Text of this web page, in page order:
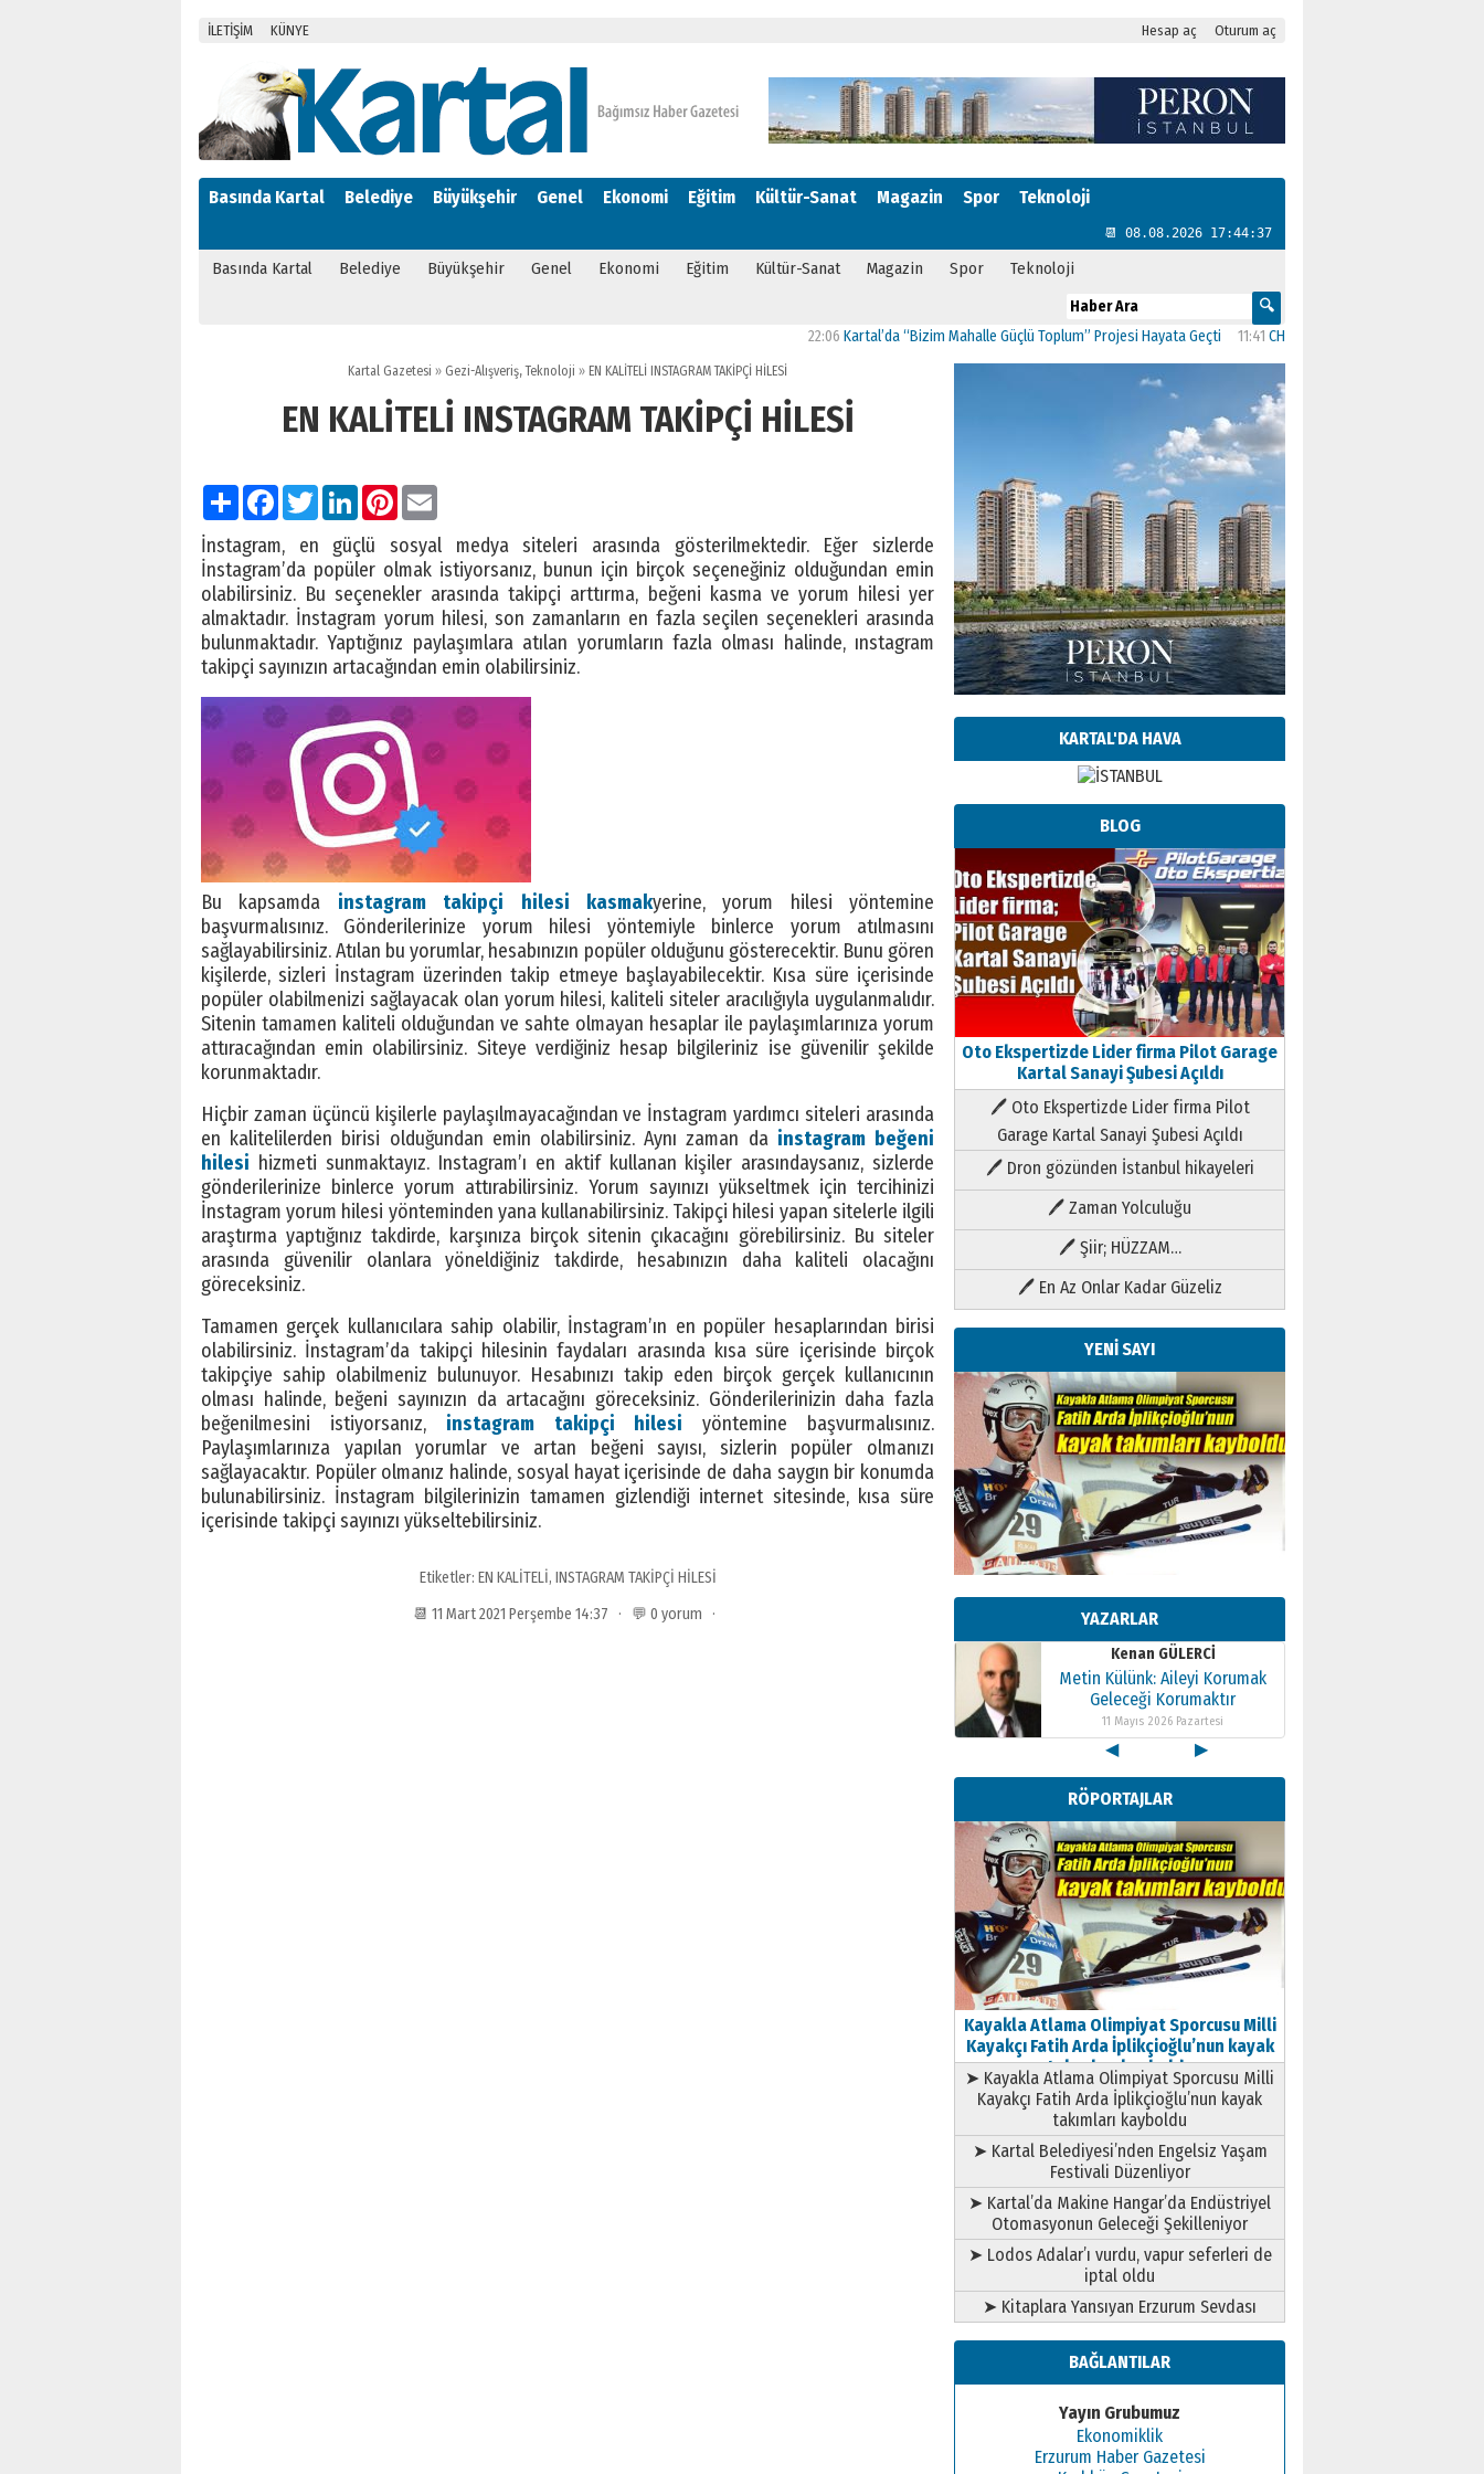
İLETİŞİM KÜNYE Hesap aç Oturum aç
Basında Kartal Belediye Büyükşehir Genel Ekonomi Eğitim Kültür-Sanat Magazin Spor Teknoloji
📆 08.08.2026 17:44:37
Basında Kartal Belediye Büyükşehir Genel Ekonomi Eğitim Kültür-Sanat Magazin Spor Teknoloji
Kartal’da “Bizim Mahalle Güçlü Toplum” Projesi Hayata Geçti 11:41 CHP Kartal’da Gülşen Neşe Büklü dönemi
Kartal Gazetesi » Gezi-Alışveriş,Teknoloji » EN KALİTELİ INSTAGRAM TAKİPÇİ HİLESİ
EN KALİTELİ INSTAGRAM TAKİPÇİ HİLESİ
PaylaşFacebook
TwitterLinkedInPinterest
İnstagram, en güçlü sosyal medya siteleri arasında gösterilmektedir. Eğer sizlerde
İnstagram’da popüler olmak istiyorsanız, bunun için birçok seçeneğiniz olduğundan emin
olabilirsiniz. Bu seçenekler arasında takipçi arttırma, beğeni kasma ve yorum hilesi yer
almaktadır. İnstagram yorum hilesi, son zamanların en fazla seçilen seçenekleri arasında
bulunmaktadır. Yaptığınız paylaşımlara atılan yorumların fazla olması halinde, ınstagram
takipçi sayınızın artacağından emin olabilirsiniz.
Bu kapsamda instagram takipçi hilesi kasmakyerine, yorum hilesi yöntemine
başvurmalısınız. Gönderilerinize yorum hilesi yöntemiyle binlerce yorum atılmasını
sağlayabilirsiniz. Atılan bu yorumlar, hesabınızın popüler olduğunu gösterecektir. Bunu gören
kişilerde, sizleri İnstagram üzerinden takip etmeye başlayabilecektir. Kısa süre içerisinde
popüler olabilmenizi sağlayacak olan yorum hilesi, kaliteli siteler aracılığıyla uygulanmalıdır.
Sitenin tamamen kaliteli olduğundan ve sahte olmayan hesaplar ile paylaşımlarınıza yorum
attıracağından emin olabilirsiniz. Siteye verdiğiniz hesap bilgileriniz ise güvenilir şekilde
korunmaktadır.
Hiçbir zaman üçüncü kişilerle paylaşılmayacağından ve İnstagram yardımcı siteleri arasında
en kalitelilerden birisi olduğundan emin olabilirsiniz. Aynı zaman da instagram beğeni
hilesi hizmeti sunmaktayız. Instagram’ı en aktif kullanan kişiler arasındaysanız, sizlerde
gönderilerinize binlerce yorum attırabilirsiniz. Yorum sayınızı yükseltmek için tercihinizi
İnstagram yorum hilesi yönteminden yana kullanabilirsiniz. Takipçi hilesi yapan sitelerle ilgili
araştırma yaptığınız takdirde, karşınıza birçok sitenin çıkacağını görebilirsiniz. Bu siteler
arasında güvenilir olanlara yöneldiğiniz takdirde, hesabınızın daha kaliteli olacağını
göreceksiniz.
Tamamen gerçek kullanıcılara sahip olabilir, İnstagram’ın en popüler hesaplarından birisi
olabilirsiniz. İnstagram’da takipçi hilesinin faydaları arasında kısa süre içerisinde birçok
takipçiye sahip olabilmeniz bulunuyor. Hesabınızı takip eden birçok gerçek kullanıcının
olması halinde, beğeni sayınızın da artacağını göreceksiniz. Gönderilerinizin daha fazla
beğenilmesini istiyorsanız, instagram takipçi hilesi
yöntemine başvurmalısınız.
Paylaşımlarınıza yapılan yorumlar ve artan beğeni sayısı, sizlerin popüler olmanızı
sağlayacaktır. Popüler olmanız halinde, sosyal hayat içerisinde de daha saygın bir konumda
bulunabilirsiniz. İnstagram bilgilerinizin tamamen gizlendiği internet sitesinde, kısa süre
içerisinde takipçi sayınızı yükseltebilirsiniz.
Etiketler: EN KALİTELİ, INSTAGRAM TAKİPÇİ HİLESİ
📆 11 Mart 2021 Perşembe 14:37 · 💬 0 yorum ·
KARTAL'DA HAVA
BLOG
Oto Ekspertizde Lider firma Pilot Garage
Kartal Sanayi Şubesi Açıldı
🖊 Oto Ekspertizde Lider firma Pilot
Garage Kartal Sanayi Şubesi Açıldı
🖊 Dron gözünden İstanbul hikayeleri
🖊 Zaman Yolculuğu
🖊 Şiir; HÜZZAM…
🖊 En Az Onlar Kadar Güzeliz
YENİ SAYI
YAZARLAR
Kenan GÜLERCİ
Metin Külünk: Aileyi Korumak
Geleceği Korumaktır
11 Mayıs 2026 Pazartesi
Kenan GÜLERCİ
Metin Külünk: Aileyi Korumak
Geleceği Korumaktır
11 Mayıs 2026 Pazartesi
Kenan GÜLERCİ
Metin Külünk: Aileyi Korumak
Geleceği Korumaktır
11 Mayıs 2026 Pazartesi
◀ ▶
RÖPORTAJLAR
Kayakla Atlama Olimpiyat Sporcusu Milli
Kayakçı Fatih Arda İplikçioğlu’nun kayak
takımları kayboldu
➤ Kayakla Atlama Olimpiyat Sporcusu Milli
Kayakçı Fatih Arda İplikçioğlu’nun kayak
takımları kayboldu
➤ Kartal Belediyesi’nden Engelsiz Yaşam
Festivali Düzenliyor
➤ Kartal’da Makine Hangar’da Endüstriyel
Otomasyonun Geleceği Şekilleniyor
➤ Lodos Adalar’ı vurdu, vapur seferleri de
iptal oldu
➤ Kitaplara Yansıyan Erzurum Sevdası
BAĞLANTILAR
Yayın Grubumuz
Ekonomiklik
Erzurum Haber Gazetesi